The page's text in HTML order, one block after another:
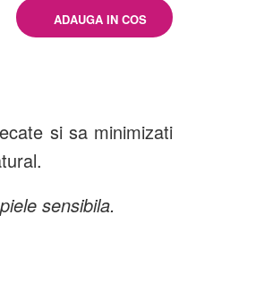
si sa minimizati
sensibila.